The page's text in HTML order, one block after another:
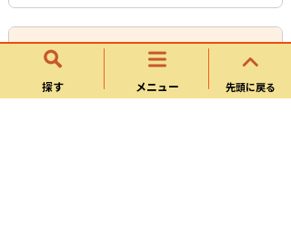
探す メニュー 先頭に戻る
公共施設等マネジメント
可児市公共施設等マネジメント基本方針